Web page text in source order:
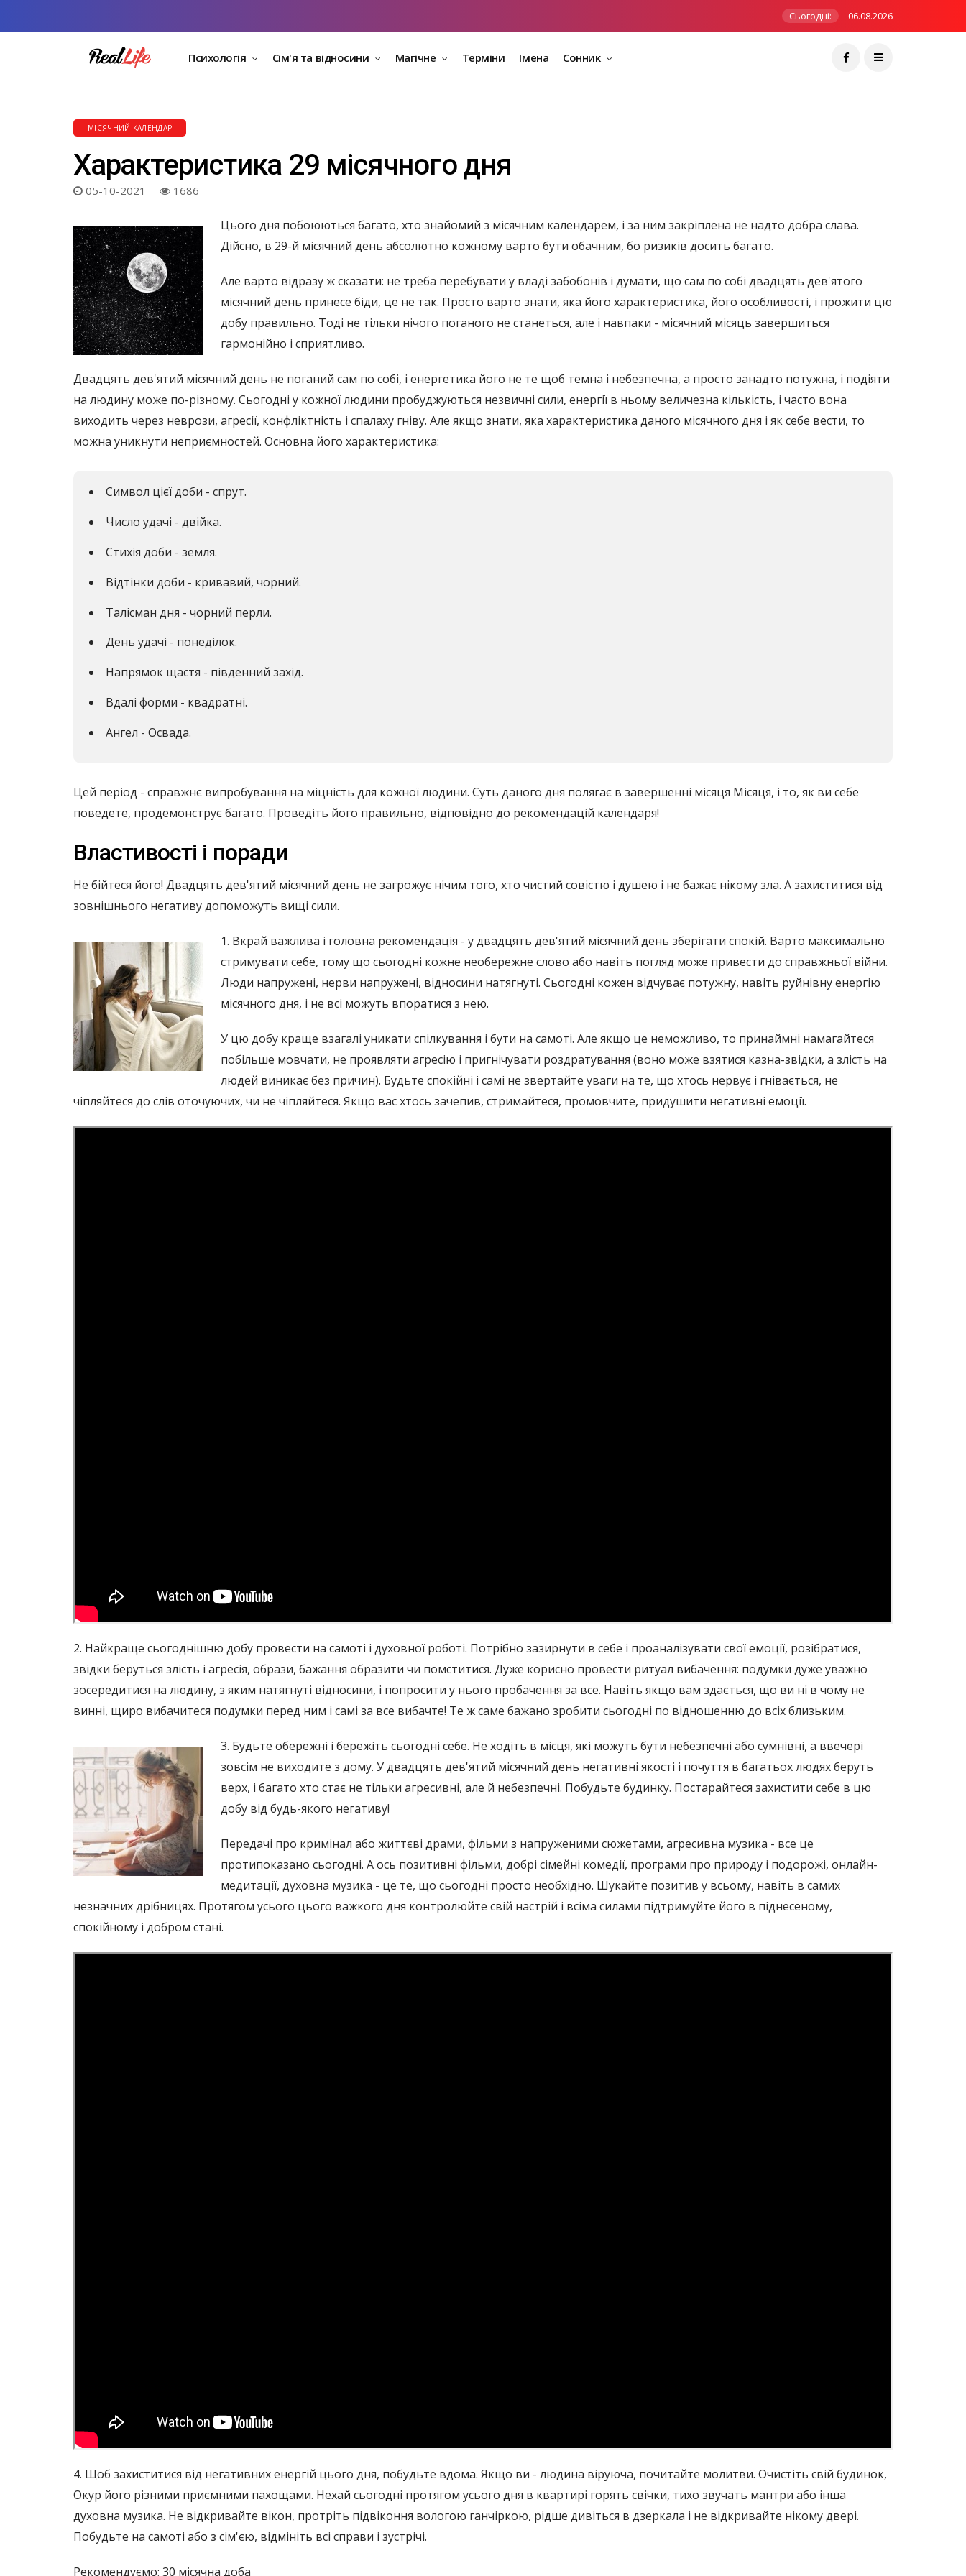
Сьогодні: 06.08.2026
Психологія Сім'я та відносини Магічне Терміни Імена Сонник
МІСЯЧНИЙ КАЛЕНДАР
Характеристика 29 місячного дня
05-10-2021 1686
Цього дня побоюються багато, хто знайомий з місячним календарем, і за ним закріплена не надто добра слава.
Дійсно, в 29-й місячний день абсолютно кожному варто бути обачним, бо ризиків досить багато.
Але варто відразу ж сказати: не треба перебувати у владі забобонів і думати, що сам по собі двадцять дев'ятого
місячний день принесе біди, це не так. Просто варто знати, яка його характеристика, його особливості, і прожити цю
добу правильно. Тоді не тільки нічого поганого не станеться, але і навпаки - місячний місяць завершиться
гармонійно і сприятливо.
Двадцять дев'ятий місячний день не поганий сам по собі, і енергетика його не те щоб темна і небезпечна, а просто занадто потужна, і подіяти
на людину може по-різному. Сьогодні у кожної людини пробуджуються незвичні сили, енергії в ньому величезна кількість, і часто вона
виходить через неврози, агресії, конфліктність і спалаху гніву. Але якщо знати, яка характеристика даного місячного дня і як себе вести, то
можна уникнути неприємностей. Основна його характеристика:
Символ цієї доби - спрут.
Число удачі - двійка.
Стихія доби - земля.
Відтінки доби - кривавий, чорний.
Талісман дня - чорний перли.
День удачі - понеділок.
Напрямок щастя - південний захід.
Вдалі форми - квадратні.
Ангел - Освада.
Цей період - справжнє випробування на міцність для кожної людини. Суть даного дня полягає в завершенні місяця Місяця, і то, як ви себе
поведете, продемонструє багато. Проведіть його правильно, відповідно до рекомендацій календаря!
Властивості і поради
Не бійтеся його! Двадцять дев'ятий місячний день не загрожує нічим того, хто чистий совістю і душею і не бажає нікому зла. А захиститися від
зовнішнього негативу допоможуть вищі сили.
1. Вкрай важлива і головна рекомендація - у двадцять дев'ятий місячний день зберігати спокій. Варто максимально
стримувати себе, тому що сьогодні кожне необережне слово або навіть погляд може привести до справжньої війни.
Люди напружені, нерви напружені, відносини натягнуті. Сьогодні кожен відчуває потужну, навіть руйнівну енергію
місячного дня, і не всі можуть впоратися з нею.
У цю добу краще взагалі уникати спілкування і бути на самоті. Але якщо це неможливо, то принаймні намагайтеся
побільше мовчати, не проявляти агресію і пригнічувати роздратування (воно може взятися казна-звідки, а злість на
людей виникає без причин). Будьте спокійні і самі не звертайте уваги на те, що хтось нервує і гнівається, не
чіпляйтеся до слів оточуючих, чи не чіпляйтеся. Якщо вас хтось зачепив, стримайтеся, промовчите, придушити негативні емоції.
2. Найкраще сьогоднішню добу провести на самоті і духовної роботі. Потрібно зазирнути в себе і проаналізувати свої емоції, розібратися,
звідки беруться злість і агресія, образи, бажання образити чи помститися. Дуже корисно провести ритуал вибачення: подумки дуже уважно
зосередитися на людину, з яким натягнуті відносини, і попросити у нього пробачення за все. Навіть якщо вам здається, що ви ні в чому не
винні, щиро вибачитеся подумки перед ним і самі за все вибачте! Те ж саме бажано зробити сьогодні по відношенню до всіх близьким.
3. Будьте обережні і бережіть сьогодні себе. Не ходіть в місця, які можуть бути небезпечні або сумнівні, а ввечері
зовсім не виходите з дому. У двадцять дев'ятий місячний день негативні якості і почуття в багатьох людях беруть
верх, і багато хто стає не тільки агресивні, але й небезпечні. Побудьте будинку. Постарайтеся захистити себе в цю
добу від будь-якого негативу!
Передачі про кримінал або життєві драми, фільми з напруженими сюжетами, агресивна музика - все це
протипоказано сьогодні. А ось позитивні фільми, добрі сімейні комедії, програми про природу і подорожі, онлайн-
медитації, духовна музика - це те, що сьогодні просто необхідно. Шукайте позитив у всьому, навіть в самих
незначних дрібницях. Протягом усього цього важкого дня контролюйте свій настрій і всіма силами підтримуйте його в піднесеному,
спокійному і добром стані.
4. Щоб захиститися від негативних енергій цього дня, побудьте вдома. Якщо ви - людина віруюча, почитайте молитви. Очистіть свій будинок,
Окур його різними приємними пахощами. Нехай сьогодні протягом усього дня в квартирі горять свічки, тихо звучать мантри або інша
духовна музика. Не відкривайте вікон, протріть підвіконня вологою ганчіркою, рідше дивіться в дзеркала і не відкривайте нікому двері.
Побудьте на самоті або з сім'єю, відмініть всі справи і зустрічі.
Рекомендуємо: 30 місячна доба